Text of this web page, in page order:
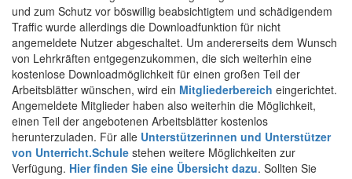
und zum Schutz vor böswillig beabsichtigtem und schädigendem
Traffic wurde allerdings die Downloadfunktion für nicht
angemeldete Nutzer abgeschaltet. Um andererseits dem Wunsch
von Lehrkräften entgegenzukommen, die sich weiterhin eine
kostenlose Downloadmöglichkeit für einen großen Teil der
Arbeitsblätter wünschen, wird ein Mitgliederbereich eingerichtet.
Angemeldete Mitglieder haben also weiterhin die Möglichkeit,
einen Teil der angebotenen Arbeitsblätter kostenlos
herunterzuladen. Für alle Unterstützerinnen und Unterstützer
von Unterricht.Schule stehen weitere Möglichkeiten zur
Verfügung. Hier finden Sie eine Übersicht dazu. Sollten Sie